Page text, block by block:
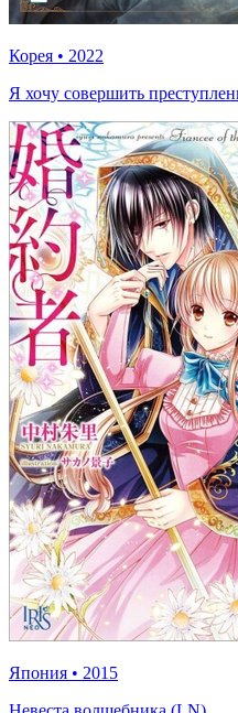
Корея • 2022
Я хочу совершить
Япония • 2015